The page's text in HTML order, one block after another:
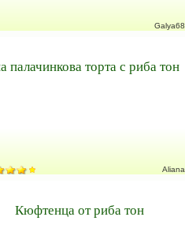
Galya68
палачинкова торта с риба тон
Aliana
Кюфтенца от риба тон